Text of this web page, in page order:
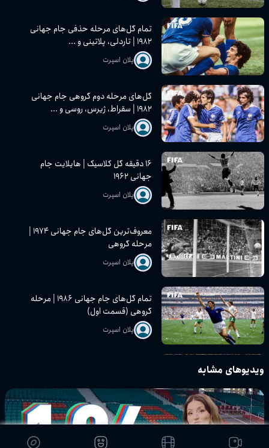
تمام گل‌های مرحله حذفی جام جهانی
۱۹۸۲ | تاردلی، پلاتینی و ...
پلان اسپرت
گل‌های مرحله دوم گروهی جام جهانی
۱۹۸۲ | سقراط، ژیرس، روسی و ...
پلان اسپرت
۱۶ دقیقه گل کلاسیک | هایلایت جام
جهانی ۱۹۶۲
پلان اسپرت
معروف‌ترین گل‌های جام جهانی ۱۹۷۴ |
مرحله گروهی
پلان اسپرت
تمام گل‌های جام جهانی ۱۹۸۶ | مرحله
گروهی (قسمت اول)
پلان اسپرت
تمام گل‌های مرحله یک‌هشتم نهایی جام
ویدیوهای مشابه